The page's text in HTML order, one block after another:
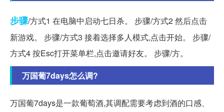
步骤/方式1 在电脑中启动七日杀。 步骤/方式2 然后点击
新游戏。 步骤/方式3 接着选择多人模式,点击开始。 步骤/
方式4 按Esc打开菜单栏,点击邀请好友。 步骤/方。
万国葡7days怎么调?
万国葡7days是一款葡萄酒,其调配需要考虑到酒的口感、